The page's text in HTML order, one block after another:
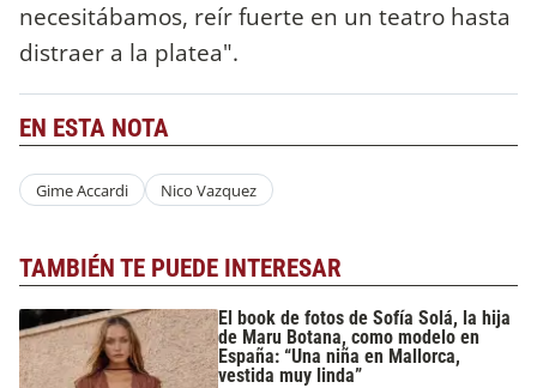
necesitábamos, reír fuerte en un teatro hasta
distraer a la platea".
EN ESTA NOTA
Gime Accardi Nico Vazquez
TAMBIÉN TE PUEDE INTERESAR
El book de fotos de Sofía Solá, la hija
de Maru Botana, como modelo en
España: “Una niña en Mallorca,
vestida muy linda”